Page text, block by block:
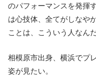
のパフォーマンスを発揮
は心技体、全てがしなや
ことは、こういう人なん
相模原市出身、横浜でプ
姿が見たい。